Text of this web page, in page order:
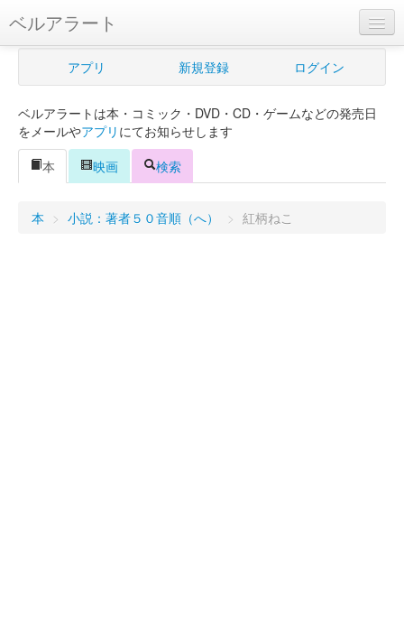
ベルアラート
ベルアラートとは
新規登録
ログイン
アプリ 新規登録 ログイン
ベルアラートは本・コミック・DVD・CD・ゲームなどの発売日
をメールやアプリ にてお知らせします
本
映画 検索
本 > 小説：著者５０音順（へ） > 紅柄ねこ